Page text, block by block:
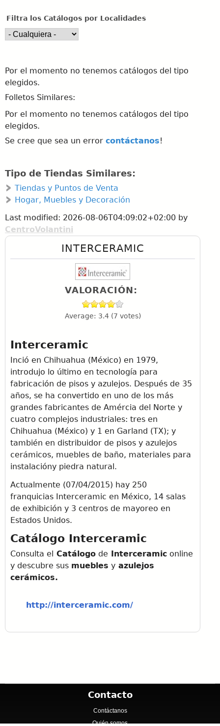
Filtra los Catálogos por Localidades
Por el momento no tenemos catálogos del tipo
elegidos.
Folletos Similares:
Por el momento no tenemos catálogos del tipo
elegidos.
Se cree que sea un error contáctanos!
Tipo de Tiendas Similares:
Tiendas y Puntos de Venta
Hogar, Muebles y Decoración
Last modified: 2026-08-06T04:09:02+02:00 by
CentroVolantini
INTERCERAMIC
VALORACIÓN:
Average: 3.4 (7 votes)
Interceramic
Inció en Chihuahua (México) en 1979,
introdujo lo último en tecnología para
fabricación de pisos y azulejos. Después de 35
años, se ha convertido en uno de los más
grandes fabricantes de Amércia del Norte y
cuatro complejos industriales: tres en
Chihuahua (México) y 1 en Garland (TX); y
también en distribuidor de pisos y azulejos
cerámicos, muebles de baño, materiales para
instalacióny piedra natural.
Actualmente (07/04/2015) hay 250
franquicias Interceramic en México, 14 salas
de exhibición y 3 centros de mayoreo en
Estados Unidos.
Catálogo Interceramic
Consulta el Catálogo de Interceramic online
y descubre sus muebles y azulejos
cerámicos.
http://interceramic.com/
Contacto
Contáctanos
Quién somos